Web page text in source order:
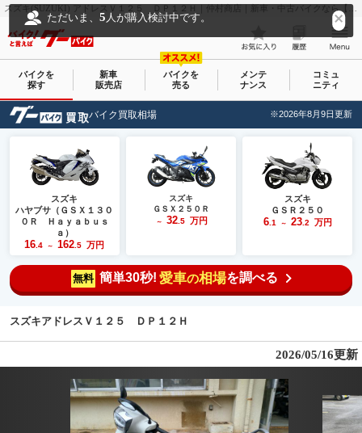
スズキ(SUZUKI) アドレスＶ１２５ ＤＰ１２Ｈ｜仲村商店｜新車・中古バイクなら【グーバイク(GooBike)】
ただいま、5 人が購入検討中です。
バイクを
探す
新車
販売店
バイクを
売る
メンテ
ナンス
コミュ
ニティ
バイク買取相場 ※2026年8月9日更新
スズキ
ハヤブサ（ＧＳＸ１３０
０Ｒ Ｈａｙａｂｕｓ
ａ）
16 .4 ～ 162 .5 万円
スズキ
ＧＳＸ２５０Ｒ
～ 32.5 万円
スズキ
ＧＳＲ２５０
6.1 ～ 23.2 万円
無料 簡単30秒! 愛車の相場を調べる
スズキアドレスＶ１２５ ＤＰ１２Ｈ
2026/05/16更新